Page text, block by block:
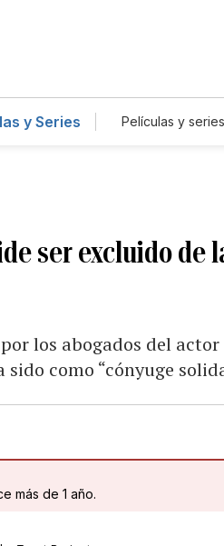
y Series Películas y series
ser excluido de
los abogados del
como “cónyuge
más de 1 año.